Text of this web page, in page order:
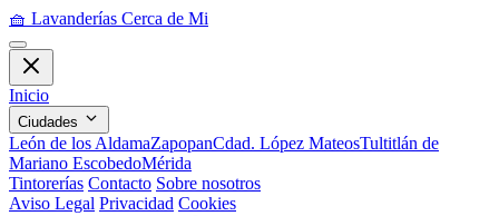
🧺 Lavanderías Cerca de Mi
Inicio
Ciudades
León de los AldamaZapopanCdad. López MateosTultitlán de
Mariano EscobedoMérida
Tintorerías Contacto Sobre nosotros
Aviso Legal Privacidad Cookies